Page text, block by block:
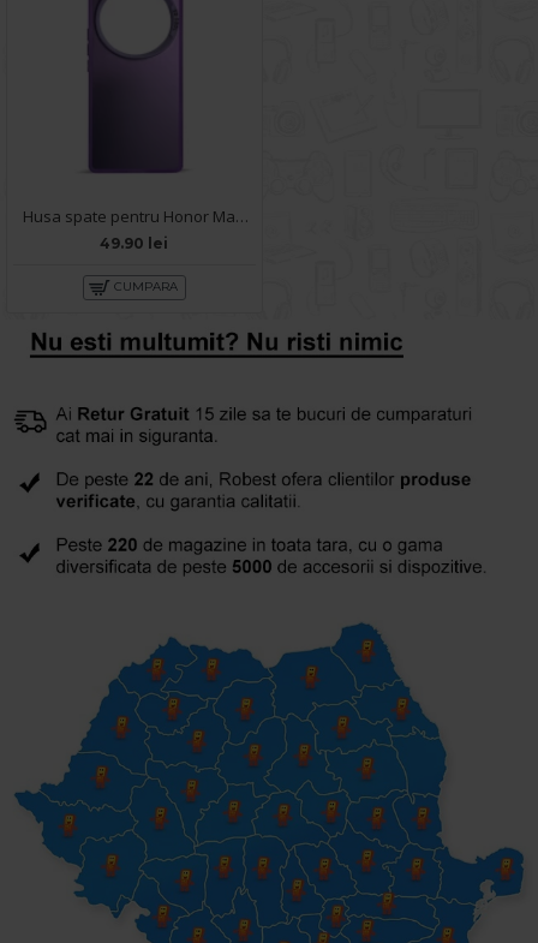
Husa spate pentru Honor Magic 5 Lite 5G- Glace case Mov
49.90 lei
CUMPARA